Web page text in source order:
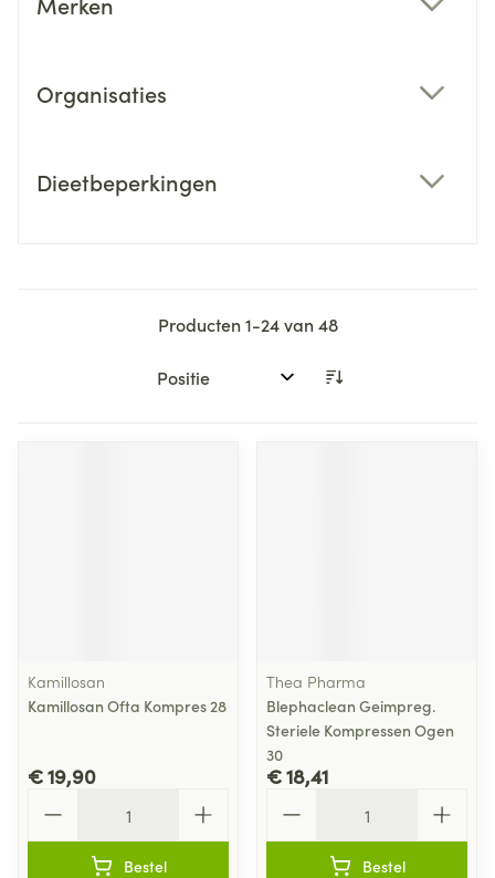
Organisaties
Dieetbeperkingen
Producten1-24van48
Sorteer op:
Kamillosan
Kamillosan Ofta Kompres 28
€ 19,90
Bestel
Thea Pharma
Blephaclean Geimpreg.
Steriele Kompressen Ogen
30
€ 18,41
Bestel